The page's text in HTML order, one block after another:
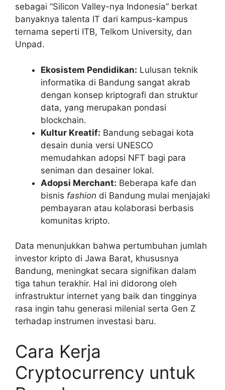
sebagai “Silicon Valley-nya Indonesia” berkat
banyaknya talenta IT dari kampus-kampus
ternama seperti ITB, Telkom University, dan
Unpad.
Ekosistem Pendidikan: Lulusan teknik
informatika di Bandung sangat akrab
dengan konsep kriptografi dan struktur
data, yang merupakan pondasi
blockchain.
Kultur Kreatif: Bandung sebagai kota
desain dunia versi UNESCO
memudahkan adopsi NFT bagi para
seniman dan desainer lokal.
Adopsi Merchant: Beberapa kafe dan
bisnis fashion di Bandung mulai menjajaki
pembayaran atau kolaborasi berbasis
komunitas kripto.
Data menunjukkan bahwa pertumbuhan jumlah
investor kripto di Jawa Barat, khususnya
Bandung, meningkat secara signifikan dalam
tiga tahun terakhir. Hal ini didorong oleh
infrastruktur internet yang baik dan tingginya
rasa ingin tahu generasi milenial serta Gen Z
terhadap instrumen investasi baru.
Cara Kerja
Cryptocurrency untuk